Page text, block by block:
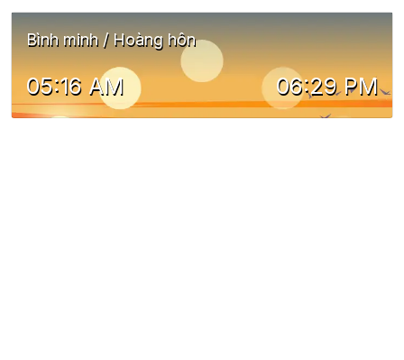
Bình minh / Hoàng hôn
05:16 AM 06:29 PM